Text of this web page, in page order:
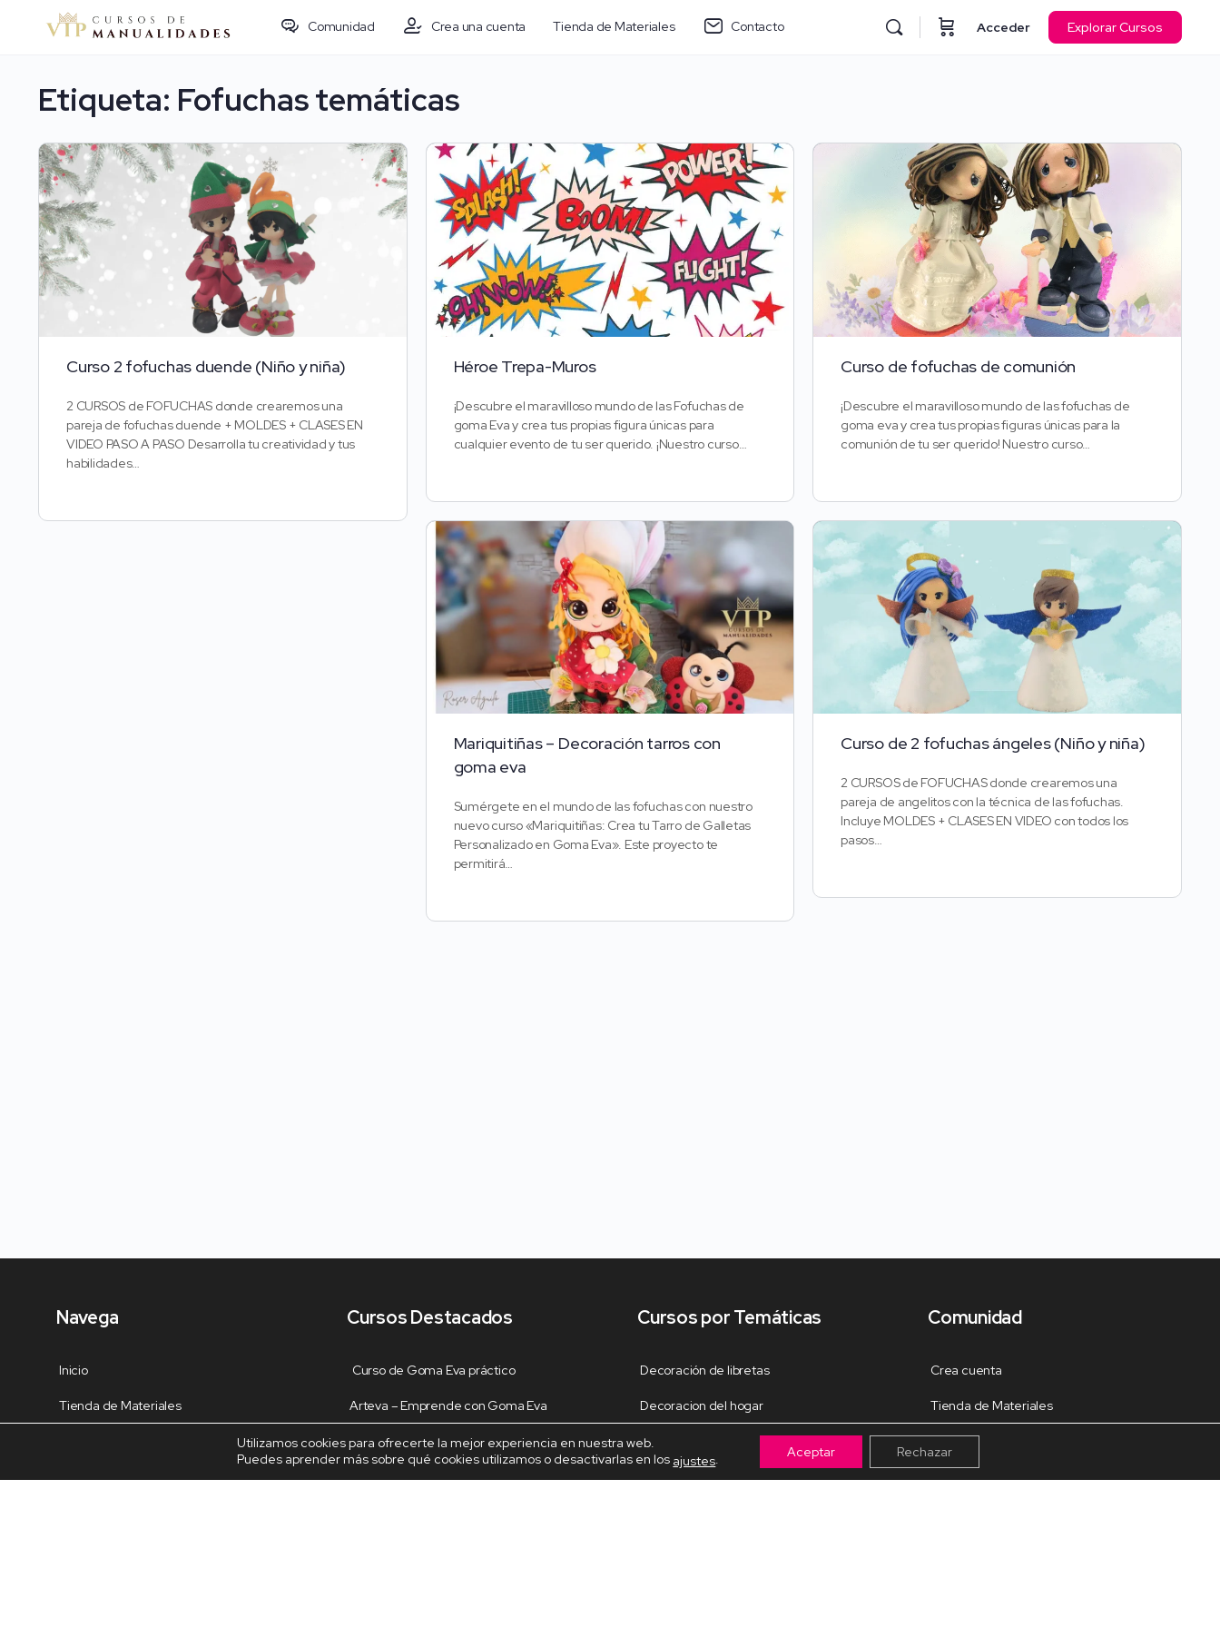
Comunidad Crea una cuenta Tienda de Materiales Contacto Acceder Explorar Cursos
Etiqueta: Fofuchas temáticas
Curso 2 fofuchas duende (Niño y niña)
2 CURSOS de FOFUCHAS donde crearemos una
pareja de fofuchas duende + MOLDES + CLASES EN
VIDEO PASO A PASO Desarrolla tu creatividad y tus
habilidades…
Héroe Trepa-Muros
¡Descubre el maravilloso mundo de las Fofuchas de
goma Eva y crea tus propias figura únicas para
cualquier evento de tu ser querido. ¡Nuestro curso…
Curso de fofuchas de comunión
¡Descubre el maravilloso mundo de las fofuchas de
goma eva y crea tus propias figuras únicas para la
comunión de tu ser querido! Nuestro curso…
Mariquitiñas – Decoración tarros con
goma eva
Sumérgete en el mundo de las fofuchas con nuestro
nuevo curso «Mariquitiñas: Crea tu Tarro de Galletas
Personalizado en Goma Eva». Este proyecto te
permitirá…
Curso de 2 fofuchas ángeles (Niño y niña)
2 CURSOS de FOFUCHAS donde crearemos una
pareja de angelitos con la técnica de las fofuchas.
Incluye MOLDES + CLASES EN VIDEO con todos los
pasos…
Navega
Inicio
Tienda de Materiales
Cursos Destacados
Curso de Goma Eva práctico
Arteva – Emprende con Goma Eva
Decoración de libretas Perrita
Cursos por Temáticas
Decoración de libretas
Decoracion del hogar
Decoración Navideña
Comunidad
Crea cuenta
Tienda de Materiales
Mis pagos
Utilizamos cookies para ofrecerte la mejor experiencia en nuestra web.
Puedes aprender más sobre qué cookies utilizamos o desactivarlas en los ajustes. Aceptar Rechazar